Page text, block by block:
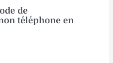
de
téléphone en